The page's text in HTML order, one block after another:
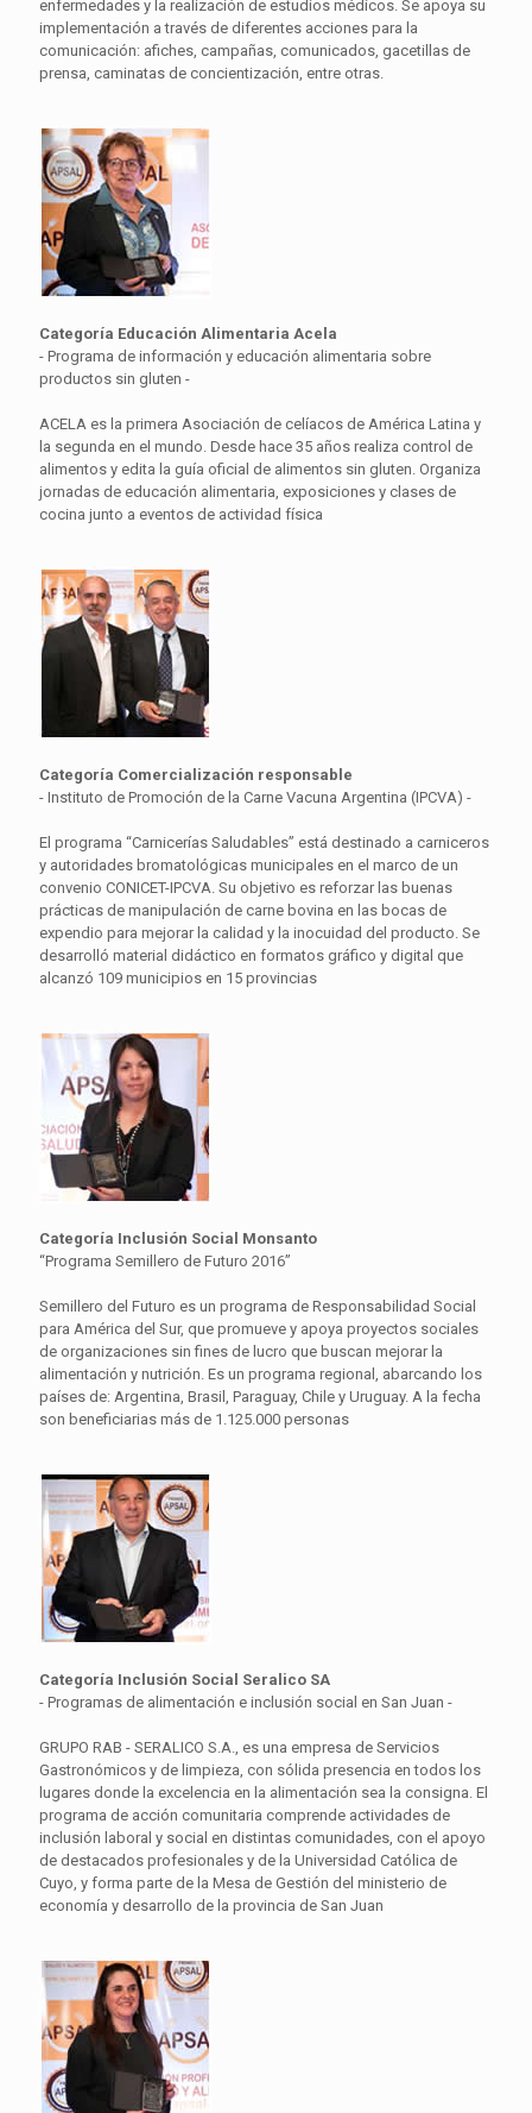
enfermedades y la realización de estudios médicos. Se apoya su
implementación a través de diferentes acciones para la
comunicación: afiches, campañas, comunicados, gacetillas de
prensa, caminatas de concientización, entre otras.
Categoría Educación Alimentaria Acela
- Programa de información y educación alimentaria sobre
productos sin gluten -
ACELA es la primera Asociación de celíacos de América Latina y
la segunda en el mundo. Desde hace 35 años realiza control de
alimentos y edita la guía oficial de alimentos sin gluten. Organiza
jornadas de educación alimentaria, exposiciones y clases de
cocina junto a eventos de actividad física
Categoría Comercialización responsable
- Instituto de Promoción de la Carne Vacuna Argentina (IPCVA) -
El programa “Carnicerías Saludables” está destinado a carniceros
y autoridades bromatológicas municipales en el marco de un
convenio CONICET-IPCVA. Su objetivo es reforzar las buenas
prácticas de manipulación de carne bovina en las bocas de
expendio para mejorar la calidad y la inocuidad del producto. Se
desarrolló material didáctico en formatos gráfico y digital que
alcanzó 109 municipios en 15 provincias
Categoría Inclusión Social Monsanto
“Programa Semillero de Futuro 2016”
Semillero del Futuro es un programa de Responsabilidad Social
para América del Sur, que promueve y apoya proyectos sociales
de organizaciones sin fines de lucro que buscan mejorar la
alimentación y nutrición. Es un programa regional, abarcando los
países de: Argentina, Brasil, Paraguay, Chile y Uruguay. A la fecha
son beneficiarias más de 1.125.000 personas
Categoría Inclusión Social Seralico SA
- Programas de alimentación e inclusión social en San Juan -
GRUPO RAB - SERALICO S.A., es una empresa de Servicios
Gastronómicos y de limpieza, con sólida presencia en todos los
lugares donde la excelencia en la alimentación sea la consigna. El
programa de acción comunitaria comprende actividades de
inclusión laboral y social en distintas comunidades, con el apoyo
de destacados profesionales y de la Universidad Católica de
Cuyo, y forma parte de la Mesa de Gestión del ministerio de
economía y desarrollo de la provincia de San Juan